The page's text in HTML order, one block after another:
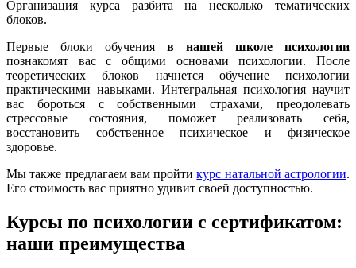
Организация курса разбита на несколько тематических
блоков.
Первые блоки обучения в нашей школе психологии
познакомят вас с общими основами психологии. После
теоретических блоков начнется обучение психологии
практическими навыками. Интегральная психология научит
вас бороться с собственными страхами, преодолевать
стрессовые состояния, поможет реализовать себя,
восстановить собственное психическое и физическое
здоровье.
Мы также предлагаем вам пройтикурс натальной астрологии.
Его стоимость вас приятно удивит своей доступностью.
Курсы по психологии с сертификатом:
наши преимущества